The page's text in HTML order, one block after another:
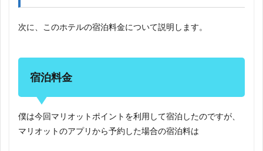
次に、このホテルの宿泊料金について説明します。
宿泊料金
僕は今回マリオットポイントを利用して宿泊したのですが、
マリオットのアプリから予約した場合の宿泊料は